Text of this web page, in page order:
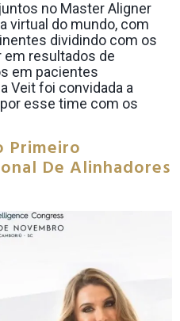
no Master Aligner
virtual do mundo, com
dividindo com os
resultados de
em pacientes
Veit foi convidada a
esse time com os
Primeiro
De Alinhadores